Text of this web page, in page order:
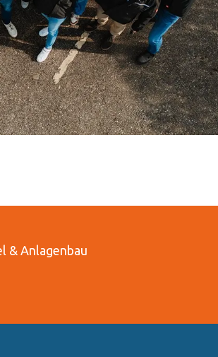
& Anlagenbau